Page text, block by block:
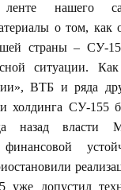
нашего
о том,
страны – СУ-
ситуации.
ВТБ и ряда
холдинга СУ-155
назад власти
уже допустил